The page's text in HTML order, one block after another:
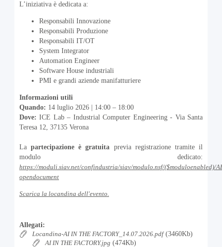
L’iniziativa è dedicata a:
Responsabili Innovazione
Responsabili Produzione
Responsabili IT/OT
System Integrator
Automation Engineer
Software House industriali
PMI e grandi aziende manifatturiere
Informazioni utili
Quando: 14 luglio 2026 | 14:00 – 18:00
Dove: ICE Lab – Industrial Computer Engineering - Via Santa
Teresa 12, 37135 Verona
Lapartecipazione è gratuita previa registrazione tramite il
modulo dedicato:
https://moduli.siav.net/confindustria/siav/modulo.nsf/($moduloenabled)/
opendocument
Scarica la locandina dell'evento.
Allegati:
Locandina-AI IN THE FACTORY_14.07.2026.pdf(3460Kb)
AI IN THE FACTORY.jpg (474Kb)